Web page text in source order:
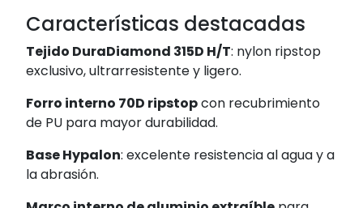
Características destacadas
Tejido DuraDiamond 315D H/T: nylon ripstop
exclusivo, ultrarresistente y ligero.
Forro interno 70D ripstopcon recubrimiento
de PU para mayor durabilidad.
Base Hypalon: excelente resistencia al agua y a
la abrasión.